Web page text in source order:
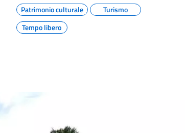
Patrimonio culturale
Turismo
Tempo libero